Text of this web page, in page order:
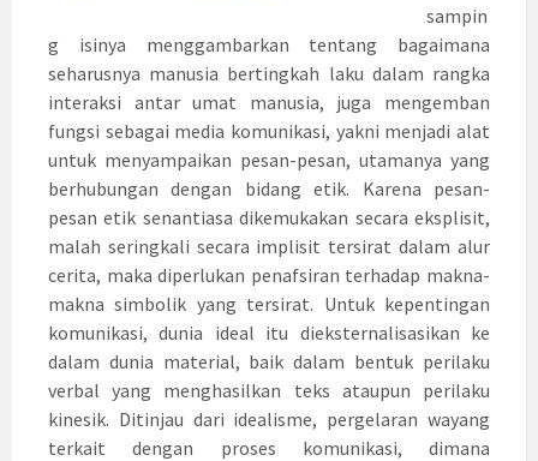
sampin
g isinya menggambarkan tentang bagaimana
seharusnya manusia bertingkah laku dalam rangka
interaksi antar umat manusia, juga mengemban
fungsi sebagai media komunikasi, yakni menjadi alat
untuk menyampaikan pesan-pesan, utamanya yang
berhubungan dengan bidang etik. Karena pesan-
pesan etik senantiasa dikemukakan secara eksplisit,
malah seringkali secara implisit tersirat dalam alur
cerita, maka diperlukan penafsiran terhadap makna-
makna simbolik yang tersirat. Untuk kepentingan
komunikasi, dunia ideal itu dieksternalisasikan ke
dalam dunia material, baik dalam bentuk perilaku
verbal yang menghasilkan teks ataupun perilaku
kinesik. Ditinjau dari idealisme, pergelaran wayang
terkait dengan proses komunikasi, dimana